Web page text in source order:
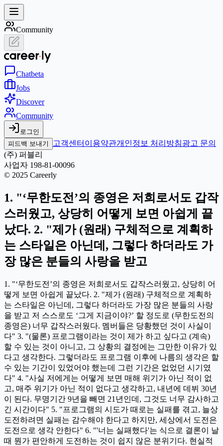
Community
Chatbeta
Jobs
Discover
Community
로그인
피드백 보내기
고객센터 이용약관개인정보 처리방침광고 문의
(주) 퍼블리
사업자 198-81-00096
© 2025 Careerly
1. "‘무한도전’의 종영은 저희로서도 갑작
스러웠고, 상당히 어떻게 보면 아쉽게 끝
났다. 2. "제가 (원래) 구체적으로 계획하
는 스타일은 아닌데, 그렇다 하더라도 가
장 많은 분들의 사랑을 받고
1. "‘무한도전’의 종영은 저희로서도 갑작스러웠고, 상당히 어
떻게 보면 아쉽게 끝났다. 2. "제가 (원래) 구체적으로 계획하
는 스타일은 아닌데, 그렇다 하더라도 가장 많은 분들의 사랑
을 받고 저 스스로도 ‘그게 지금이야?’ 할 정도로 (무한도전의
종영은) 너무 갑작스러웠다. 멤버들은 당황했던 것이 사실이
다" 3. "(물론) 프로그램이라는 것이 제가 하고 싶다고 (계속)
할 수 있는 것이 아니고, 그 상황의 결정에는 그만한 이유가 있
다고 생각한다. 그렇더라도 프로그램 이후에 나름의 생각은 할
수 있는 기간이 있었어야 했는데 그런 기간은 없었던 시기였
다" 4. "사실 저에게는 어떻게 보면 매해 위기가 아닌 적이 없
고, 매주 위기가 아닌 적이 없다고 생각하고, 내년에 데뷔 30년
이 된다. 무명기간 9년을 빼면 21년인데, 그것도 너무 감사하고
긴 시간이다" 5. "프로그램의 시도가 때로는 실패를 겪고, 늘상
도전하려면 실패는 감수해야 한다고 하지만, 세상에서 도전은
도전으로 생각 안한다" 6. "'너는 실패했다'는 식으로 결론이 날
때 뭔가 편안하게 도전하는 것이 쉽지 않은 분위기다. 현실적